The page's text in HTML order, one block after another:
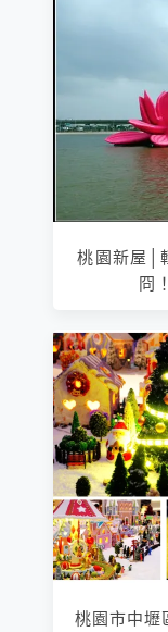
桃園新屋│
冏
桃園市中壢